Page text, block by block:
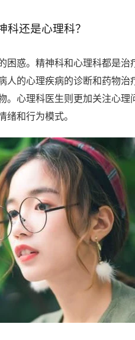
科还是心理科？
困惑。精神科和心理科都是
人的心理疾病的诊断和药物
。心理科医生则更加关注心
绪和行为模式。